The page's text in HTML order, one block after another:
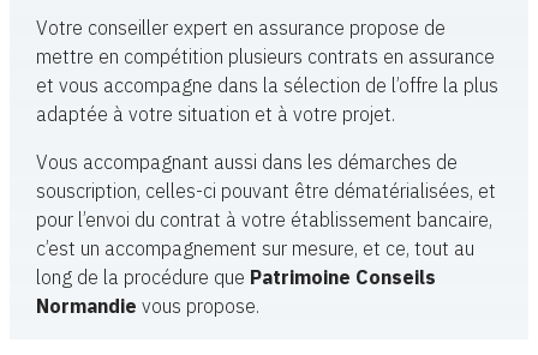
Votre conseiller expert en assurance propose de
mettre en compétition plusieurs contrats en assurance
et vous accompagne dans la sélection de l’offre la plus
adaptée à votre situation et à votre projet.
Vous accompagnant aussi dans les démarches de
souscription, celles-ci pouvant être dématérialisées, et
pour l’envoi du contrat à votre établissement bancaire,
c’est un accompagnement sur mesure, et ce, tout au
long de la procédure que Patrimoine Conseils
Normandie vous propose.